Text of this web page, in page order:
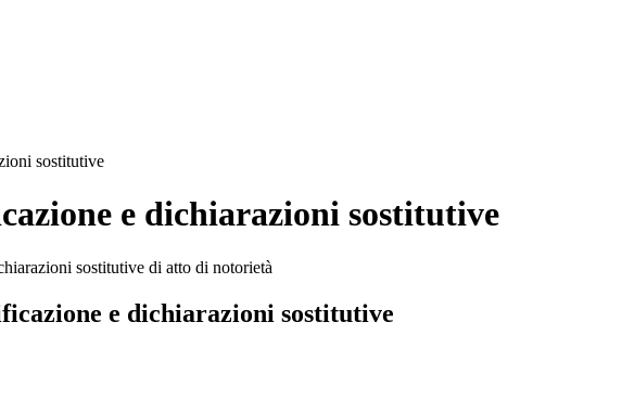
sostitutive
e dichiarazioni sostitutive
sostitutive di atto di notorietà
e dichiarazioni sostitutive